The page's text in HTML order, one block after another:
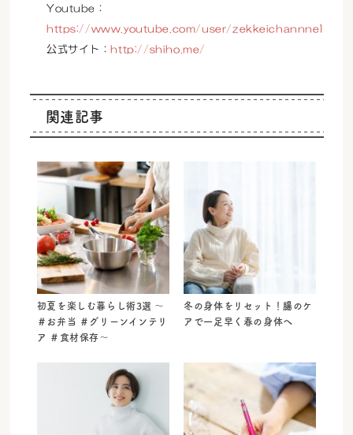
Youtube：
https://www.youtube.com/user/zekkeichannnel
公式サイト： http://shiho.me/
関連記事
初夏を楽しむ暮らし術3選 ～
＃お弁当 ＃グリーンインテリ
ア ＃食材保存～
冬の身体をリセット！腸のケ
アで一足早く春の身体へ